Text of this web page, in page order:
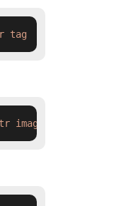
swr.cn-
tag